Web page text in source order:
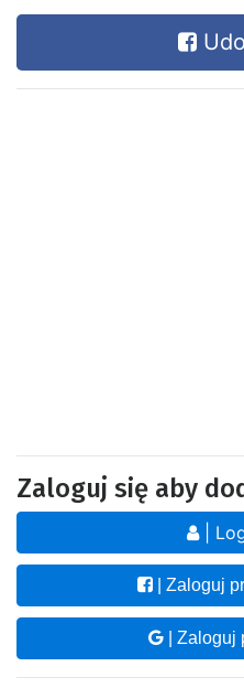
Zaloguj się aby
|
| Zaloguj
| Zaloguj